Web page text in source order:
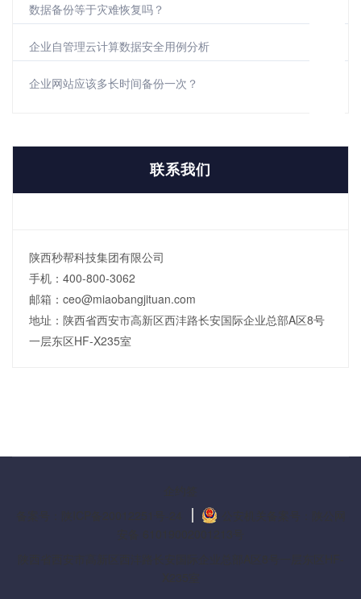
数据备份等于灾难恢复吗？
企业自管理云计算数据安全用例分析
企业网站应该多长时间备份一次？
联系我们
陕西秒帮科技集团有限公司
手机：400-800-3062
邮箱：ceo@miaobangjituan.com
地址：陕西省西安市高新区西沣路长安国际企业总部A区8号
一层东区HF-X235室